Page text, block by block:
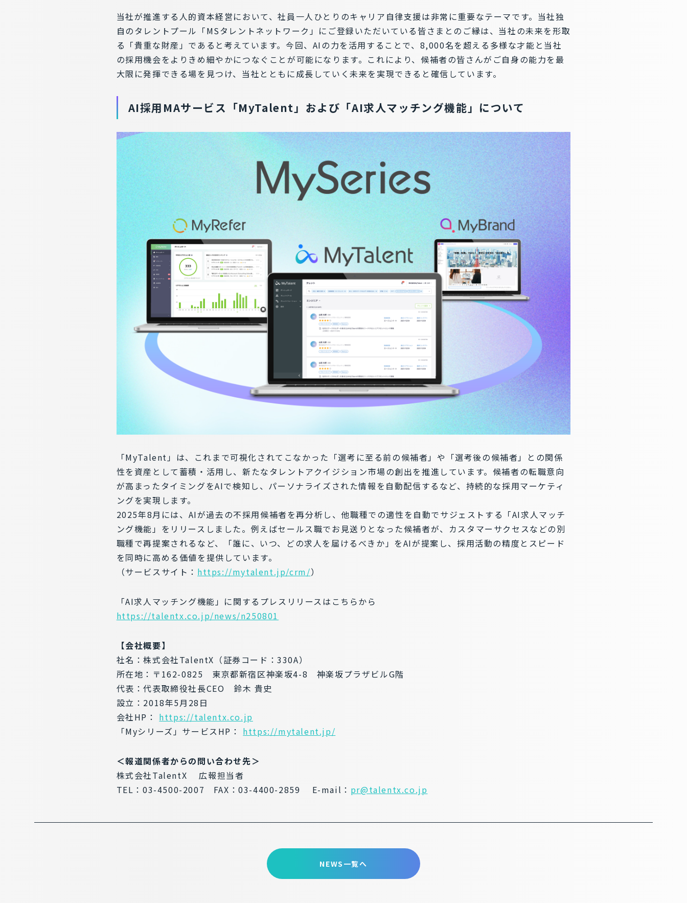
当社が推進する人的資本経営において、社員一人ひとりのキャリア自律支援は非常に重要なテーマです。当社独
自のタレントプール「MSタレントネットワーク」にご登録いただいている皆さまとのご縁は、当社の未来を形取
る「貴重な財産」であると考えています。今回、AIの力を活用することで、8,000名を超える多様な才能と当社
の採用機会をよりきめ細やかにつなぐことが可能になります。これにより、候補者の皆さんがご自身の能力を最
大限に発揮できる場を見つけ、当社とともに成長していく未来を実現できると確信しています。
AI採用MAサービス「MyTalent」および「AI求人マッチング機能」について
「MyTalent」は、これまで可視化されてこなかった「選考に至る前の候補者」や「選考後の候補者」との関係
性を資産として蓄積・活用し、新たなタレントアクイジション市場の創出を推進しています。候補者の転職意向
が高まったタイミングをAIで検知し、パーソナライズされた情報を自動配信するなど、持続的な採用マーケティ
ングを実現します。
2025年8月には、AIが過去の不採用候補者を再分析し、他職種での適性を自動でサジェストする「AI求人マッチ
ング機能」をリリースしました。例えばセールス職でお見送りとなった候補者が、カスタマーサクセスなどの別
職種で再提案されるなど、「誰に、いつ、どの求人を届けるべきか」をAIが提案し、採用活動の精度とスピード
を同時に高める価値を提供しています。
（サービスサイト： https://mytalent.jp/crm/）
「AI求人マッチング機能」に関するプレスリリースはこちらから
https://talentx.co.jp/news/n250801
【会社概要】
社名：株式会社TalentX（証券コード：330A）
所在地：〒162-0825 東京都新宿区神楽坂4-8 神楽坂プラザビルG階
代表：代表取締役社長CEO 鈴木 貴史
設立：2018年5月28日
会社HP： https://talentx.co.jp
「Myシリーズ」サービスHP： https://mytalent.jp/
＜報道関係者からの問い合わせ先＞
株式会社TalentX 広報担当者
TEL：03-4500-2007 FAX：03-4400-2859 E-mail： pr@talentx.co.jp
NEWS一覧へ